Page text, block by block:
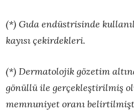
(*) Gıda endüstrisinde
kayısı çekirdekleri.
(*) Dermatolojik gözetim
gönüllü ile gerçekleştirilmiş
memnuniyet oranı